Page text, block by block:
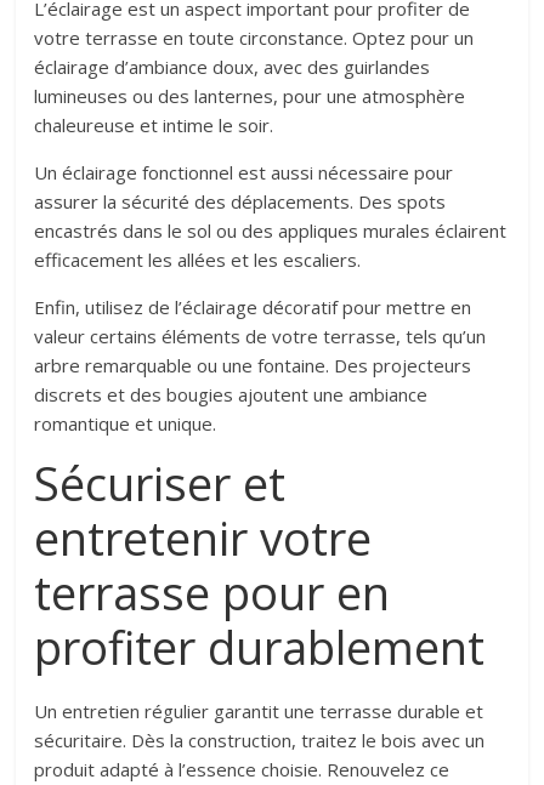
L’éclairage est un aspect important pour profiter de
votre terrasse en toute circonstance. Optez pour un
éclairage d’ambiance doux, avec des guirlandes
lumineuses ou des lanternes, pour une atmosphère
chaleureuse et intime le soir.
Un éclairage fonctionnel est aussi nécessaire pour
assurer la sécurité des déplacements. Des spots
encastrés dans le sol ou des appliques murales éclairent
efficacement les allées et les escaliers.
Enfin, utilisez de l’éclairage décoratif pour mettre en
valeur certains éléments de votre terrasse, tels qu’un
arbre remarquable ou une fontaine. Des projecteurs
discrets et des bougies ajoutent une ambiance
romantique et unique.
Sécuriser et
entretenir votre
terrasse pour en
profiter durablement
Un entretien régulier garantit une terrasse durable et
sécuritaire. Dès la construction, traitez le bois avec un
produit adapté à l’essence choisie. Renouvelez ce